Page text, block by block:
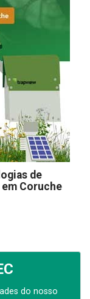
de
Coruche
do nosso